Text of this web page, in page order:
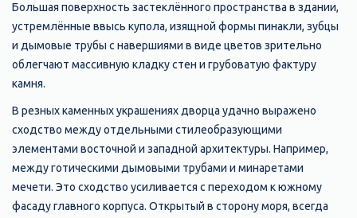
Большая поверхность застеклённого пространства в здании,
устремлённые ввысь купола, изящной формы пинакли, зубцы
и дымовые трубы с навершиями в виде цветов зрительно
облегчают массивную кладку стен и грубоватую фактуру
камня.
В резных каменных украшениях дворца удачно выражено
сходство между отдельными стилеобразующими
элементами восточной и западной архитектуры. Например,
между готическими дымовыми трубами и минаретами
мечети. Это сходство усиливается с переходом к южному
фасаду главного корпуса. Открытый в сторону моря, всегда